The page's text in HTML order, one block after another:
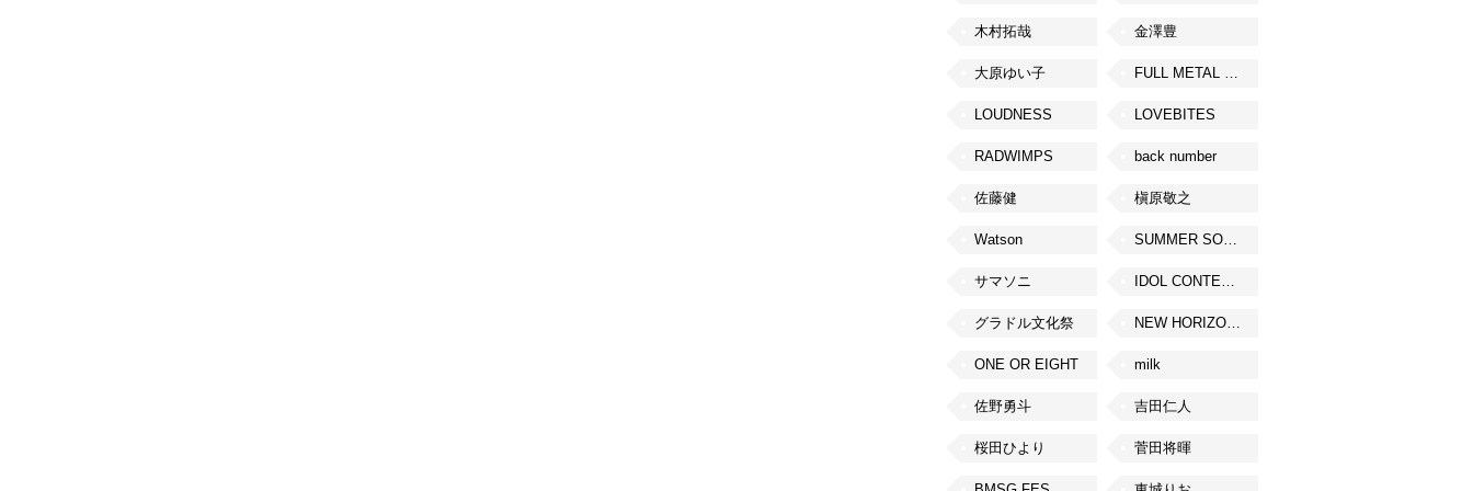
木村拓哉 金澤豊
大原ゆい子 FULL METAL JAPAN 2026
LOUDNESS LOVEBITES
RADWIMPS back number
佐藤健 槇原敬之
Watson SUMMER SONIC
サマソニ IDOL CONTENT EXPO
グラドル文化祭 NEW HORIZON FEST
ONE OR EIGHT milk
佐野勇斗 吉田仁人
桜田ひより 菅田将暉